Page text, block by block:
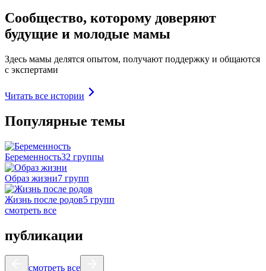
Сообщество, которому доверяют
будущие и молодые мамы
Здесь мамы делятся опытом, получают поддержку и общаются
с экспертами
Читать все истории
Популярные темы
Беременность32 группы
Образ жизни7 групп
Жизнь после родов5 групп
смотреть все
публикации
смотреть все